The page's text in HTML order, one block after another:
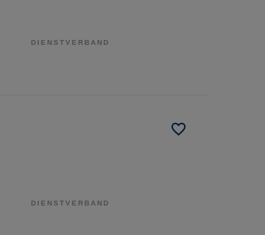
DIENSTVERBAND
DIENSTVERBAND